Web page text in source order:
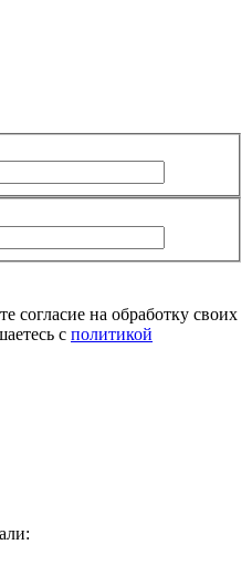
согласие на обработку своих
с политикой